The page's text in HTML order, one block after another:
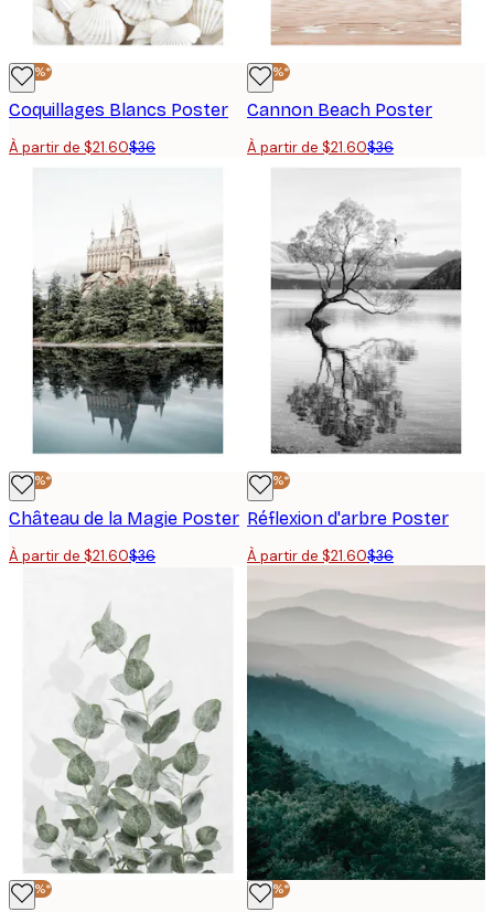
-40%*
Coquillages Blancs Poster
À partir de $21.60$36
-40%*
Cannon Beach Poster
À partir de $21.60$36
-40%*
Château de la Magie Poster
À partir de $21.60$36
-40%*
Réflexion d'arbre Poster
À partir de $21.60$36
-40%* -40%*